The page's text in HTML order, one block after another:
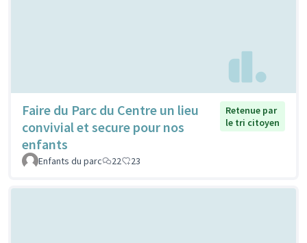
Faire du Parc du Centre un lieu
convivial et secure pour nos
enfants
Retenue par
le tri citoyen
Enfants du parc 22 23